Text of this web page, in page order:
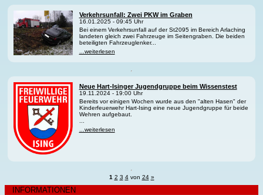
Verkehrsunfall: Zwei PKW im Graben
16.01.2025 - 09:45 Uhr
Bei einem Verkehrsunfall auf der St2095 im Bereich Arlaching
landeten gleich zwei Fahrzeuge im Seitengraben. Die beiden
beteiligten Fahrzeuglenker...
...weiterlesen
Neue Hart-Isinger Jugendgruppe beim Wissenstest
19.11.2024 - 19:00 Uhr
Bereits vor einigen Wochen wurde aus den "alten Hasen" der
Kinderfeuerwehr Hart-Ising eine neue Jugendgruppe für beide
Wehren aufgebaut.
...weiterlesen
1 2 3 4von 24 »
INFORMATIONEN